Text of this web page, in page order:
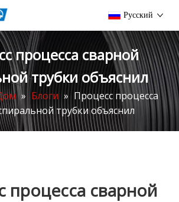
Pусский
процесса сварной
трубки объяснил
» Блоги » Процесс процесса
трубки объяснил
процесса сварной